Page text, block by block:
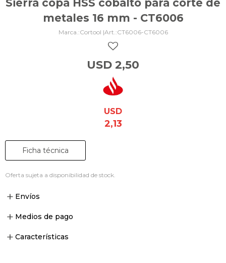
Sierra copa HSS cobalto para corte de
metales 16 mm - CT6006
Cortool | CT6006-CT6006
USD 2,50
USD
2,13
Ficha técnica
Oferta sujeta a disponibilidad de stock.
Envíos
Medios de pago
Características